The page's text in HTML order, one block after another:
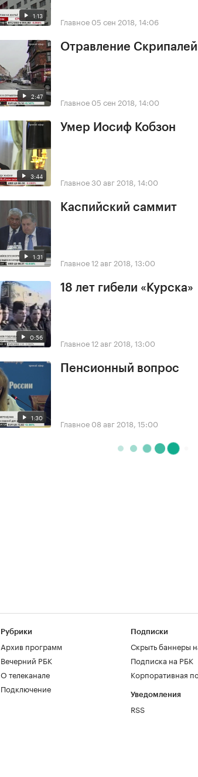
1:13 Главное 05 сен 2018, 14:06
2:47
Отравление Скрипалей
Главное 05 сен 2018, 14:00
3:44
Умер Иосиф Кобзон
Главное30 авг 2018, 14:00
1:31
Каспийский саммит
Главное12 авг 2018, 13:00
0:56
18 лет гибели «Курска»
Главное12 авг 2018, 13:00
1:30
Пенсионный вопрос
Главное 08 авг 2018, 15:00
Рубрики
Архив программ
Вечерний РБК
О телеканале
Подключение
Подписки
Скрыть баннеры
Подписка на РБК
Корпоративная
Уведомления
RSS